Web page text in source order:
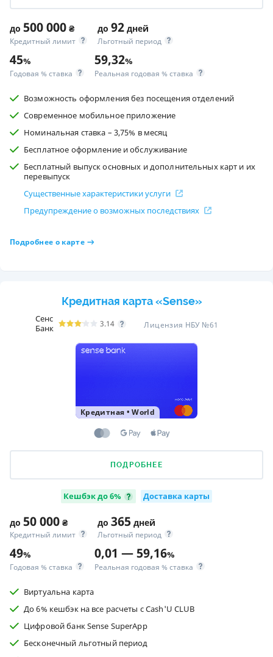
до 500 000 ₴
Кредитный лимит
до 92 дней
Льготный период
45%
Годовая % ставка
59,32%
Реальная годовая % ставка
Возможность оформления без посещения отделений
Современное мобильное приложение
Номинальная ставка – 3,75% в месяц
Бесплатное оформление и обслуживание
Бесплатный выпуск основных и дополнительных карт и их
перевыпуск
Существенные характеристики услуги
Предупреждение о возможных последствиях
Подробнее о карте
Кредитная карта «Sense»
Сенс
Банк
3.14 Лицензия НБУ №61
Кредитная •World
ПОДРОБНЕЕ
Кешбэк до 6% Доставка карты
до 50 000 ₴
Кредитный лимит
до 365 дней
Льготный период
49%
Годовая % ставка
0,01 — 59,16%
Реальная годовая % ставка
Виртуальна карта
До 6% кешбэк на все расчеты с Cash'U CLUB
Цифровой банк Sense SuperApp
Бесконечный льготный период